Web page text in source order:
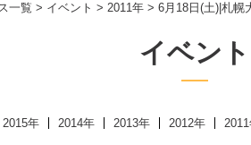
一覧 > イベント > 2011年 > 6月18日(土)|札幌
イベント
2015年 2014年 2013年 2012年